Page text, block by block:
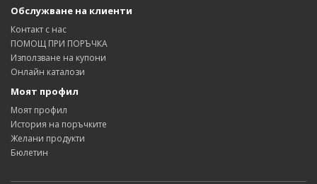
Обслужване на клиенти
Контакт с нас
ПОМОЩ ПРИ ПОРЪЧКА
Използване на купони
Онлайн каталози
Моят профил
Моят профил
История на поръчките
Желани продукти
Бюлетин